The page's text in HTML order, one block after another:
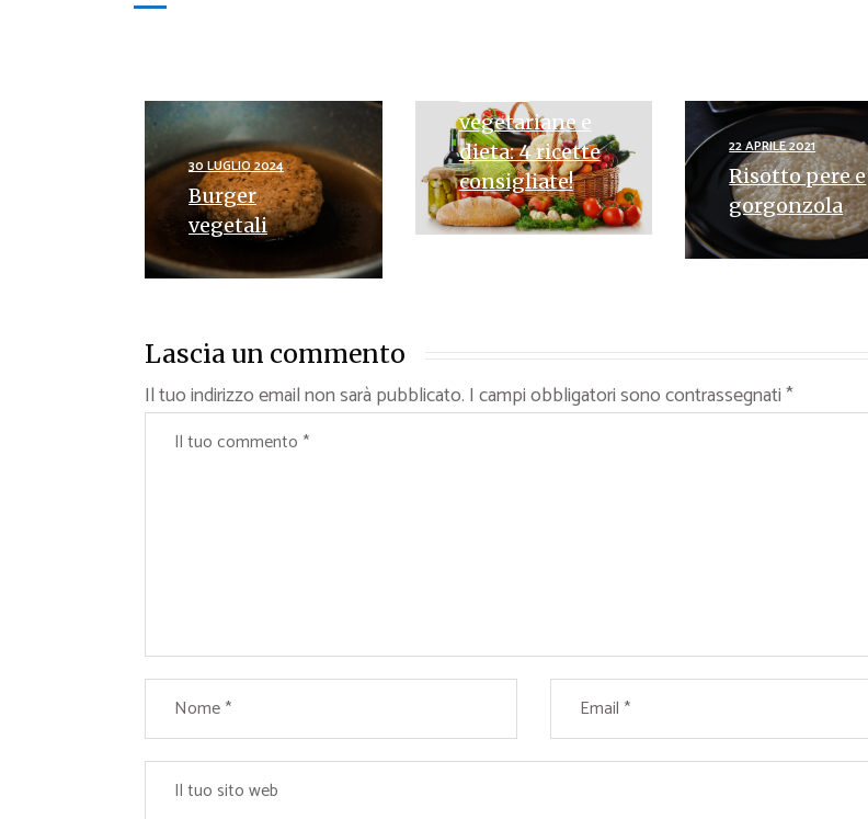
30 LUGLIO 2024
Burger
vegetali
vegetariane e
dieta: 4 ricette
consigliate!
22 APRILE 2021
Risotto pere e
gorgonzola
Lascia un commento
Il tuo indirizzo email non sarà pubblicato. I campi obbligatori sono contrassegnati*